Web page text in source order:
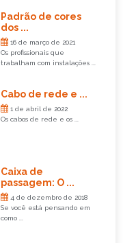
Padrão de cores
dos ...
16 de março de 2021
Os profissionais que
trabalham com instalações ...
Cabo de rede e ...
1 de abril de 2022
Os cabos de rede e os ...
Caixa de
passagem: O ...
4 de dezembro de 2018
Se você está pensando em
como ...